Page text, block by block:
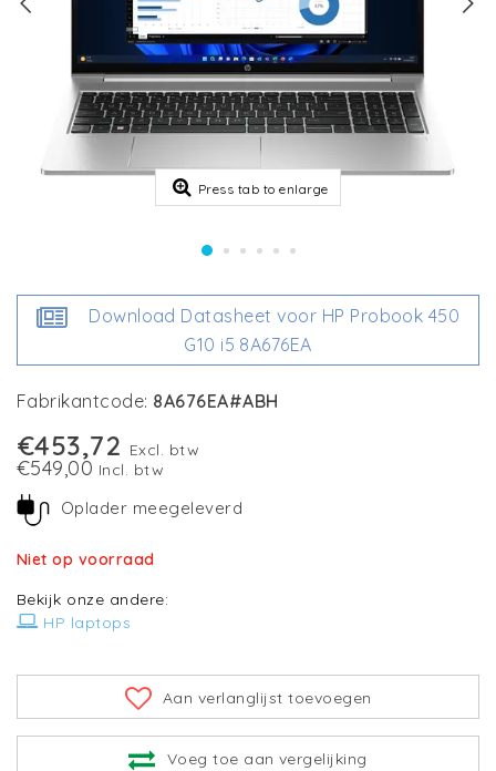
Press tab to enlarge
Download Datasheet voor HP Probook 450
G10 i5 8A676EA
Fabrikantcode: 8A676EA#ABH
€453,72 Excl. btw
€549,00 Incl. btw
Oplader meegeleverd
Niet op voorraad
Bekijk onze andere:
HP laptops
Aan verlanglijst toevoegen
Voeg toe aan vergelijking